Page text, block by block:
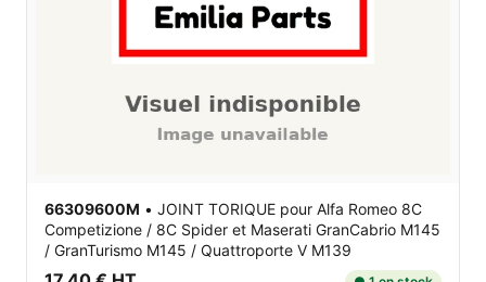
66309600M • JOINT TORIQUE pour Alfa Romeo 8C
Competizione / 8C Spider et Maserati GranCabrio M145
/ GranTurismo M145 / Quattroporte V M139